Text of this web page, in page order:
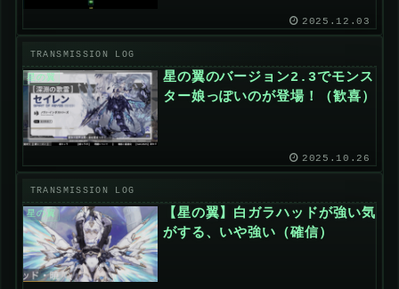
2025.12.03
星の翼
星の翼のバージョン2.3でモンス
ター娘っぽいのが登場！（歓喜）
2025.10.26
星の翼
【星の翼】白ガラハッドが強い気
がする、いや強い（確信）